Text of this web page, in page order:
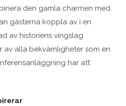
den gamla charmen med
gästerna koppla av i en
av historiens vingslag
av alla bekvämligheter som en
har att